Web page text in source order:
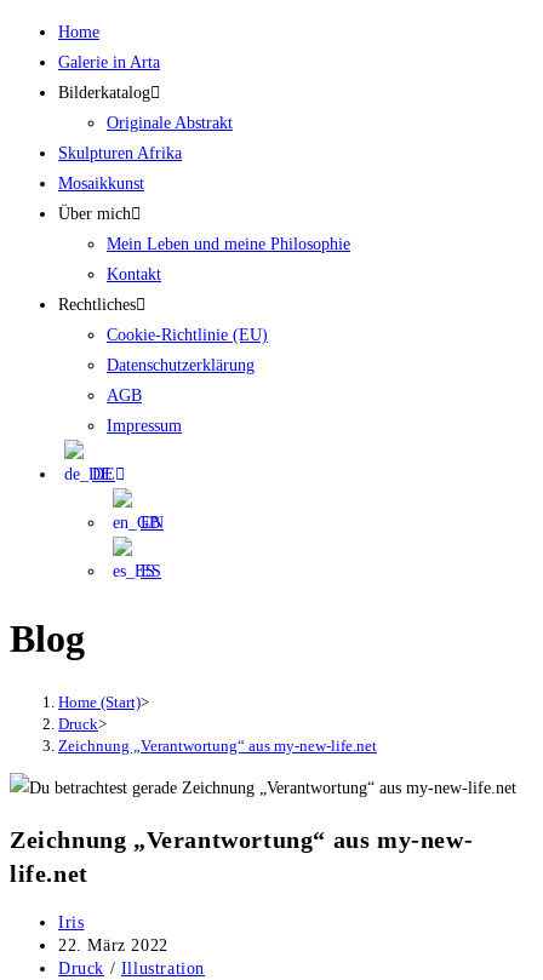
Zum
Inhalt
springen
Home
Galerie in Arta
Bilderkatalog
Originale Abstrakt
Skulpturen Afrika
Mosaikkunst
Über mich
Mein Leben und meine Philosophie
Kontakt
Rechtliches
Cookie-Richtlinie (EU)
Datenschutzerklärung
AGB
Impressum
DE
EN
ES
Blog
Home (Start)>
Druck>
Zeichnung „Verantwortung“ aus my-new-life.net
Zeichnung „Verantwortung“ aus my-new-
life.net
Beitrags-
Autor:
Iris
Beitrag
veröffentlicht:
22. März 2022
Beitrags-
Druck / Illustration